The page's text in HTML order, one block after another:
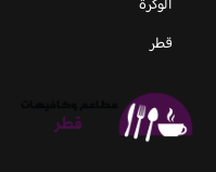
الوكرة
قطر